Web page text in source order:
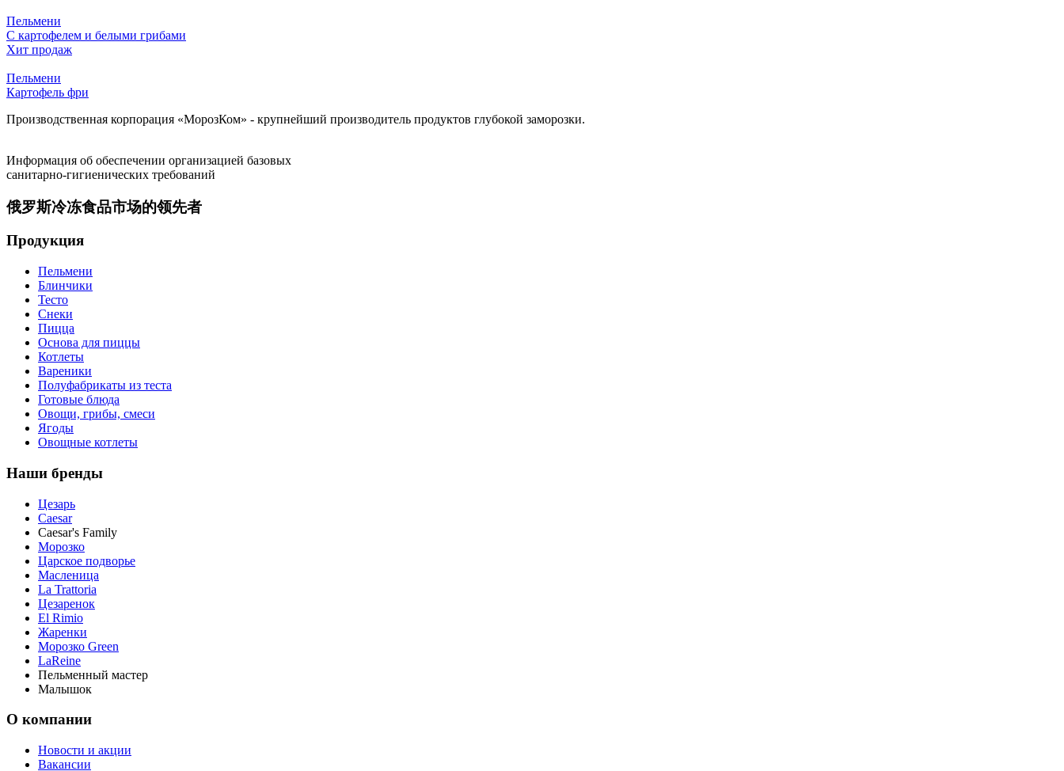
Пельмени
С картофелем и белыми грибами
Хит продаж
Пельмени
Картофель фри
Производственная корпорация «МорозКом» - крупнейший производитель продуктов глубокой заморозки.
Информация об обеспечении организацией базовых
санитарно-гигиенических требований
俄罗斯冷冻食品市场的领先者
Продукция
Пельмени
Блинчики
Тесто
Снеки
Пицца
Основа для пиццы
Котлеты
Вареники
Полуфабрикаты из теста
Готовые блюда
Овощи, грибы, смеси
Ягоды
Овощные котлеты
Наши бренды
Цезарь
Caesar
Caesar's Family
Морозко
Царское подворье
Масленица
La Trattoria
Цезаренок
El Rimio
Жаренки
Морозко Green
LaReine
Пельменный мастер
Малышок
О компании
Новости и акции
Вакансии